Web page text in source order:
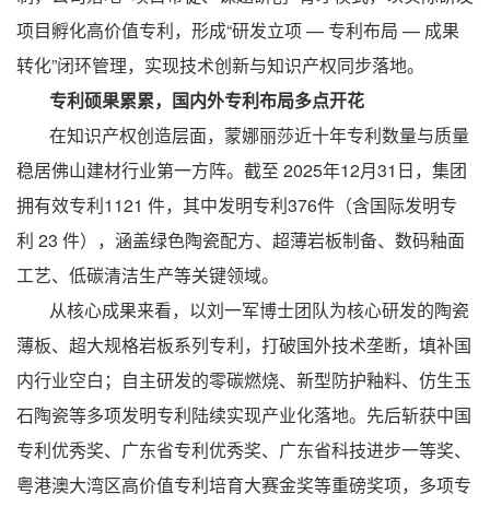
项目孵化高价值专利，形成“研发立项 — 专利布局 — 成果
转化”闭环管理，实现技术创新与知识产权同步落地。
专利硕果累累，国内外专利布局多点开花
在知识产权创造层面，蒙娜丽莎近十年专利数量与质量
稳居佛山建材行业第一方阵。截至 2025年12月31日，集团
拥有效专利1121 件，其中发明专利376件（含国际发明专
利 23 件），涵盖绿色陶瓷配方、超薄岩板制备、数码釉面
工艺、低碳清洁生产等关键领域。
从核心成果来看，以刘一军博士团队为核心研发的陶瓷
薄板、超大规格岩板系列专利，打破国外技术垄断，填补国
内行业空白；自主研发的零碳燃烧、新型防护釉料、仿生玉
石陶瓷等多项发明专利陆续实现产业化落地。先后斩获中国
专利优秀奖、广东省专利优秀奖、广东省科技进步一等奖、
粤港澳大湾区高价值专利培育大赛金奖等重磅奖项，多项专